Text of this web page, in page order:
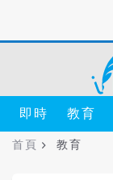
即時 教育
首頁 教育